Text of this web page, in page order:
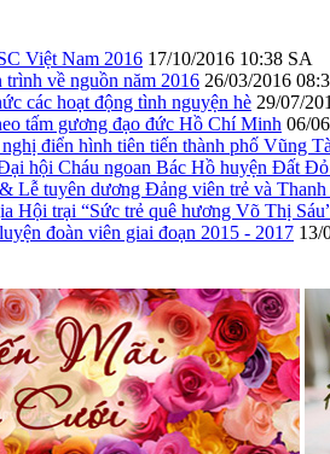
Việt Nam 2016 17/10/2016 10:38 SA
về nguồn năm 2016 26/03/2016
các hoạt động tình nguyện hè 29/07/
tấm gương đạo đức Hồ Chí Minh 06/
điển hình tiên tiến thành phố Vũng
hội Cháu ngoan Bác Hồ huyện Đất
Lễ tuyên dương Đảng viên trẻ và
Hội trại “Sức trẻ quê hương Võ Thị
đoàn viên giai đoạn 2015 - 2017 13/